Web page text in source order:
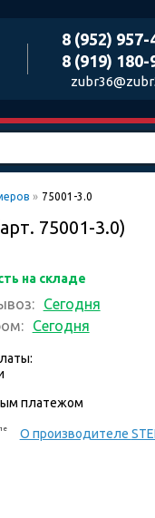
8 (952) 957-
8 (919) 180-
» 75001-3.0
75001-3.0)
на складе
Сегодня
Сегодня
платежом
О производителе